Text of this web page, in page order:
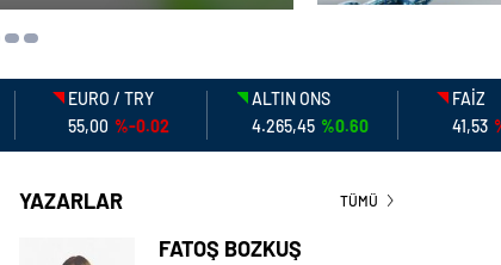
EURO / TRY
55,00 %-0.02
ALTIN ONS
4.265,45 %0.60
FAİZ
41,53
YAZARLAR TÜMÜ
FATOŞ BOZKUŞ